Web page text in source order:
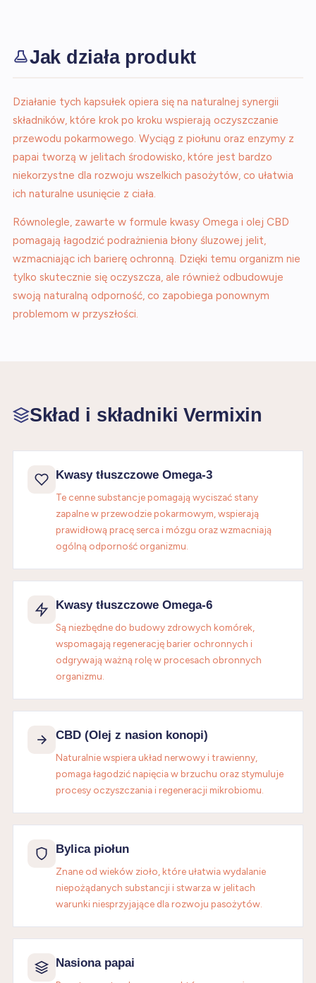
Jak działa produkt
Działanie tych kapsułek opiera się na naturalnej synergii
składników, które krok po kroku wspierają oczyszczanie
przewodu pokarmowego. Wyciąg z piołunu oraz enzymy z
papai tworzą w jelitach środowisko, które jest bardzo
niekorzystne dla rozwoju wszelkich pasożytów, co ułatwia
ich naturalne usunięcie z ciała.
Równolegle, zawarte w formule kwasy Omega i olej CBD
pomagają łagodzić podrażnienia błony śluzowej jelit,
wzmacniając ich barierę ochronną. Dzięki temu organizm nie
tylko skutecznie się oczyszcza, ale również odbudowuje
swoją naturalną odporność, co zapobiega ponownym
problemom w przyszłości.
Skład i składniki Vermixin
Kwasy tłuszczowe Omega-3
Te cenne substancje pomagają wyciszać stany
zapalne w przewodzie pokarmowym, wspierają
prawidłową pracę serca i mózgu oraz wzmacniają
ogólną odporność organizmu.
Kwasy tłuszczowe Omega-6
Są niezbędne do budowy zdrowych komórek,
wspomagają regenerację barier ochronnych i
odgrywają ważną rolę w procesach obronnych
organizmu.
CBD (Olej z nasion konopi)
Naturalnie wspiera układ nerwowy i trawienny,
pomaga łagodzić napięcia w brzuchu oraz stymuluje
procesy oczyszczania i regeneracji mikrobiomu.
Bylica piołun
Znane od wieków zioło, które ułatwia wydalanie
niepożądanych substancji i stwarza w jelitach
warunki niesprzyjające dla rozwoju pasożytów.
Nasiona papai